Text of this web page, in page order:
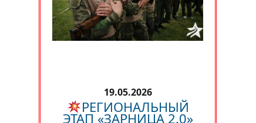
19.05.2026
РЕГИОНАЛЬНЫЙ
ЭТАП «ЗАРНИЦА 2.0»